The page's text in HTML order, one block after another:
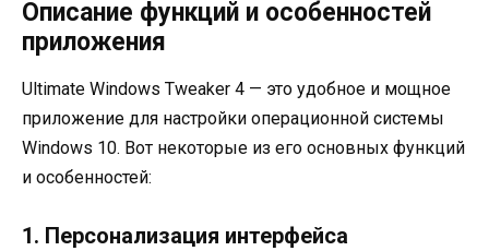
Описание функций и особенностей
приложения
Ultimate Windows Tweaker 4 — это удобное и мощное
приложение для настройки операционной системы
Windows 10. Вот некоторые из его основных функций
и особенностей:
1. Персонализация интерфейса